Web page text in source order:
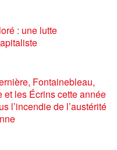
: une lutte
Fontainebleau,
et les Écrins cette année
l’incendie de l’austérité